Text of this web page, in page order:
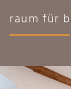
raum für